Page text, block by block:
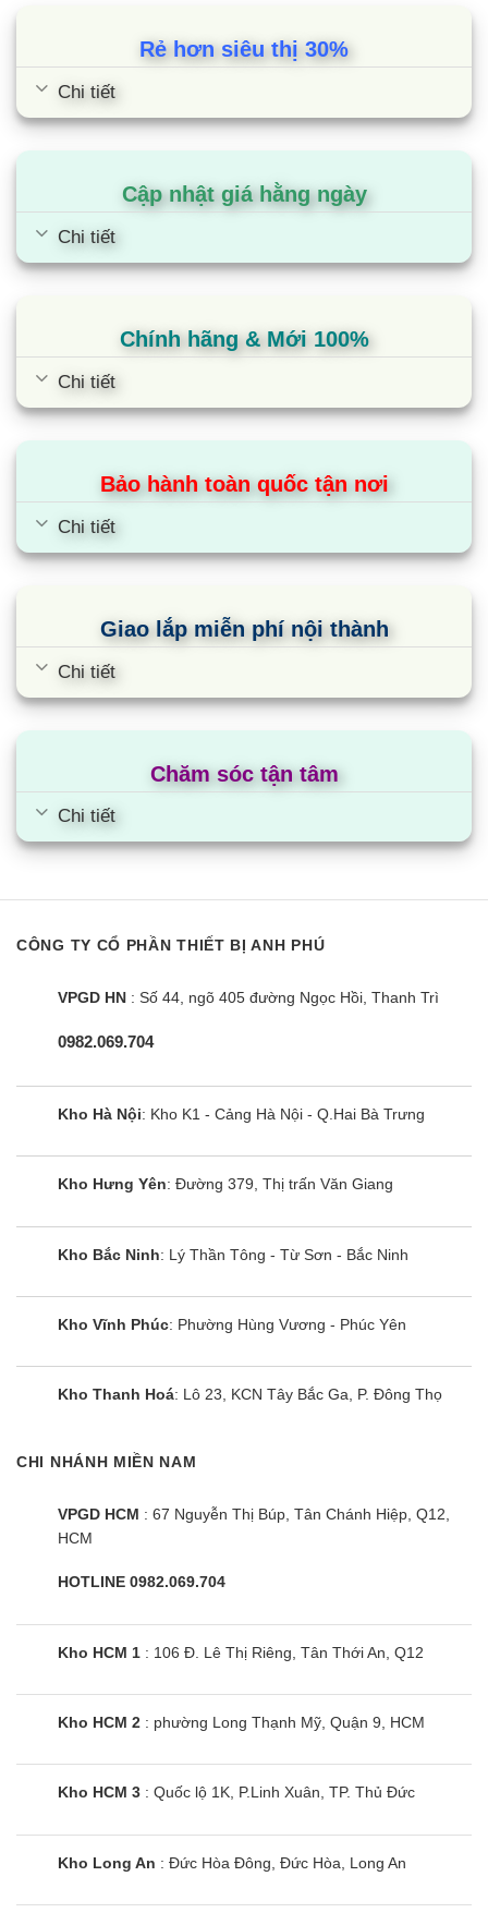
Rẻ hơn siêu thị 30%
Chi tiết
Cập nhật giá hằng ngày
Chi tiết
Chính hãng & Mới 100%
Chi tiết
Bảo hành toàn quốc tận nơi
Chi tiết
Giao lắp miễn phí nội thành
Chi tiết
Chăm sóc tận tâm
Chi tiết
CÔNG TY CỔ PHẦN THIẾT BỊ ANH PHÚ
VPGD HN : Số 44, ngõ 405 đường Ngọc Hồi, Thanh Trì
0982.069.704
Kho Hà Nội: Kho K1 - Cảng Hà Nội - Q.Hai Bà Trưng
Kho Hưng Yên: Đường 379, Thị trấn Văn Giang
Kho Bắc Ninh: Lý Thần Tông - Từ Sơn - Bắc Ninh
Kho Vĩnh Phúc: Phường Hùng Vương - Phúc Yên
Kho Thanh Hoá: Lô 23, KCN Tây Bắc Ga, P. Đông Thọ
CHI NHÁNH MIỀN NAM
VPGD HCM : 67 Nguyễn Thị Búp, Tân Chánh Hiệp, Q12,
HCM
HOTLINE 0982.069.704
Kho HCM 1 : 106 Đ. Lê Thị Riêng, Tân Thới An, Q12
Kho HCM 2 : phường Long Thạnh Mỹ, Quận 9, HCM
Kho HCM 3 : Quốc lộ 1K, P.Linh Xuân, TP. Thủ Đức
Kho Long An : Đức Hòa Đông, Đức Hòa, Long An